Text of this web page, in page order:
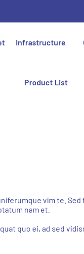
Infrastructure
Product List
vim te.
nam et.
quo ei, ad sed